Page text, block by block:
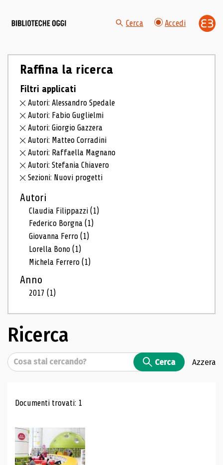
Cerca Accedi
Raffina la ricerca
Filtri applicati
Autori: Alessandro Spedale
Autori: Fabio Guglielmi
Autori: Giorgio Gazzera
Autori: Matteo Corradini
Autori: Raffaella Magnano
Autori: Stefania Chiavero
Sezioni: Nuovi progetti
Autori
Claudia Filippazzi(1)
Federico Borgna(1)
Giovanna Ferro(1)
Lorella Bono(1)
Michela Ferrero(1)
Anno
2017(1)
Ricerca
Cerca Cerca Azzera
Risultati di ricerca
Documenti trovati: 1